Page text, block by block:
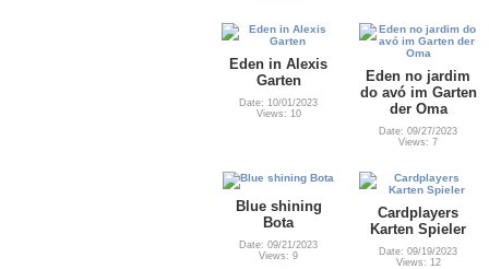
Eden in Alexis
Garten
Date: 10/01/2023
Views: 10
Eden no jardim
do avó im Garten
der Oma
Date: 09/27/2023
Views: 7
Blue shining
Bota
Date: 09/21/2023
Views: 9
Cardplayers
Karten Spieler
Date: 09/19/2023
Views: 12